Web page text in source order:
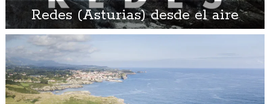
Redes (Asturias) desde el aire